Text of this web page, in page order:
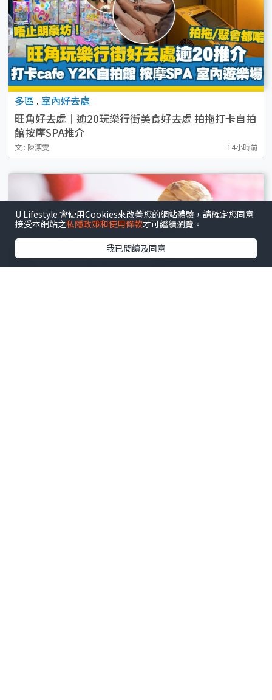
多區 . 室內好去處
旺角好去處｜逾20玩樂行街美食好去處 拍拖打卡自拍
館按摩SPA推介
文 : 陳潔雯 14小時前
U Lifestyle 會使用Cookies來改善您的網站體驗，請確定您同意
接受本網站之私隱政策和使用條款才可繼續瀏覽。
我已閱讀及同意